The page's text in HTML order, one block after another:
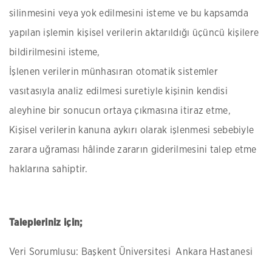
silinmesini veya yok edilmesini isteme ve bu kapsamda
yapılan işlemin kişisel verilerin aktarıldığı üçüncü kişilere
bildirilmesini isteme,
İşlenen verilerin münhasıran otomatik sistemler
vasıtasıyla analiz edilmesi suretiyle kişinin kendisi
aleyhine bir sonucun ortaya çıkmasına itiraz etme,
Kişisel verilerin kanuna aykırı olarak işlenmesi sebebiyle
zarara uğraması hâlinde zararın giderilmesini talep etme
haklarına sahiptir.
Talepleriniz için;
Veri Sorumlusu: Başkent Üniversitesi Ankara Hastanesi